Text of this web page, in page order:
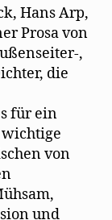
Hans Arp,
Prosa von
,
die
für ein
wichtige
von
und